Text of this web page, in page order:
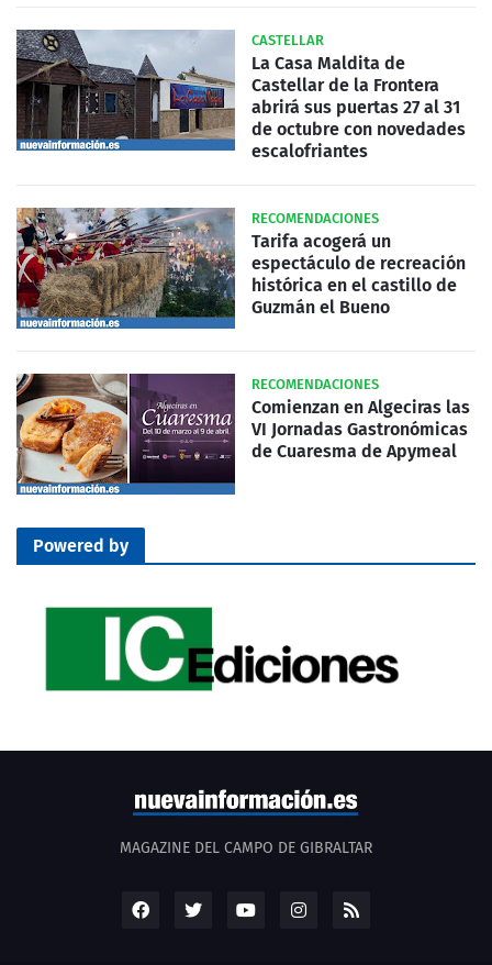
CASTELLAR
La Casa Maldita de
Castellar de la Frontera
abrirá sus puertas 27 al 31
de octubre con novedades
escalofriantes
RECOMENDACIONES
Tarifa acogerá un
espectáculo de recreación
histórica en el castillo de
Guzmán el Bueno
RECOMENDACIONES
Comienzan en Algeciras las
VI Jornadas Gastronómicas
de Cuaresma de Apymeal
Powered by
MAGAZINE DEL CAMPO DE GIBRALTAR